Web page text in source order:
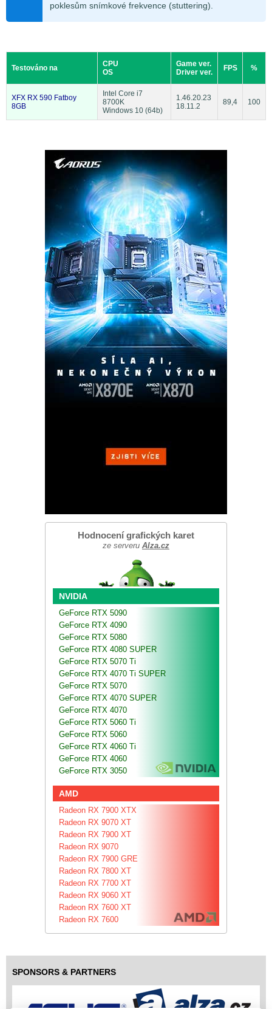
poklesům snímkové frekvence (stuttering).
Testováno na
CPU
OS
Game ver.
Driver ver.
FPS %
XFX RX 590 Fatboy
8GB
Intel Core i7
8700K
Windows 10 (64b)
1.46.20.23
18.11.2
89,4 100
Hodnocení grafických karet
ze serveru Alza.cz
NVIDIA
GeForce RTX 5090
GeForce RTX 4090
GeForce RTX 5080
GeForce RTX 4080 SUPER
GeForce RTX 5070 Ti
GeForce RTX 4070 Ti SUPER
GeForce RTX 5070
GeForce RTX 4070 SUPER
GeForce RTX 4070
GeForce RTX 5060 Ti
GeForce RTX 5060
GeForce RTX 4060 Ti
GeForce RTX 4060
GeForce RTX 3050
AMD
Radeon RX 7900 XTX
Radeon RX 9070 XT
Radeon RX 7900 XT
Radeon RX 9070
Radeon RX 7900 GRE
Radeon RX 7800 XT
Radeon RX 7700 XT
Radeon RX 9060 XT
Radeon RX 7600 XT
Radeon RX 7600
SPONSORS & PARTNERS